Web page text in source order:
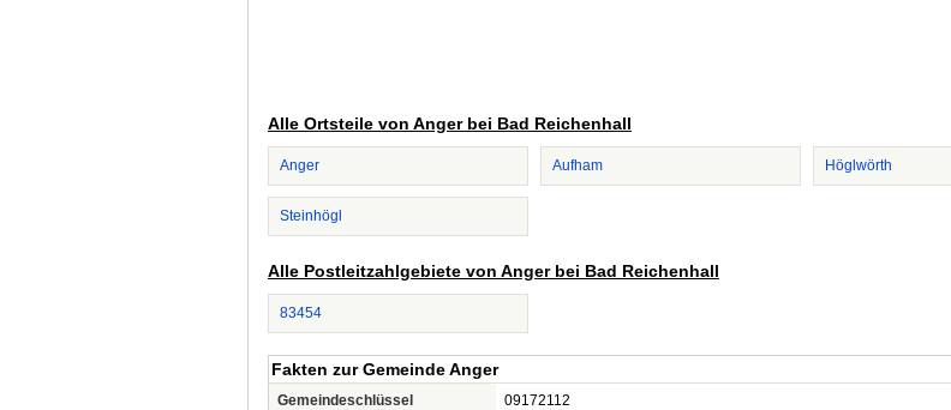
Alle Ortsteile von Anger bei Bad Reichenhall
Anger Aufham Höglwörth
Steinhögl
Alle Postleitzahlgebiete von Anger bei Bad Reichenhall
83454
Fakten zur Gemeinde Anger
Gemeindeschlüssel 09172112